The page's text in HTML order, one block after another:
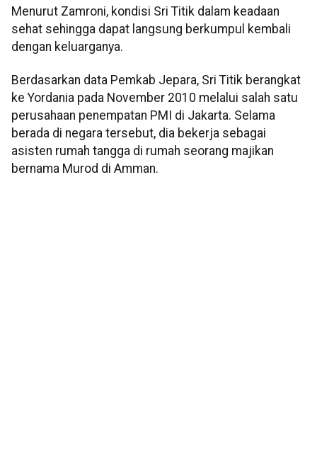
Menurut Zamroni, kondisi Sri Titik dalam keadaan
sehat sehingga dapat langsung berkumpul kembali
dengan keluarganya.
Berdasarkan data Pemkab Jepara, Sri Titik berangkat
ke Yordania pada November 2010 melalui salah satu
perusahaan penempatan PMI di Jakarta. Selama
berada di negara tersebut, dia bekerja sebagai
asisten rumah tangga di rumah seorang majikan
bernama Murod di Amman.